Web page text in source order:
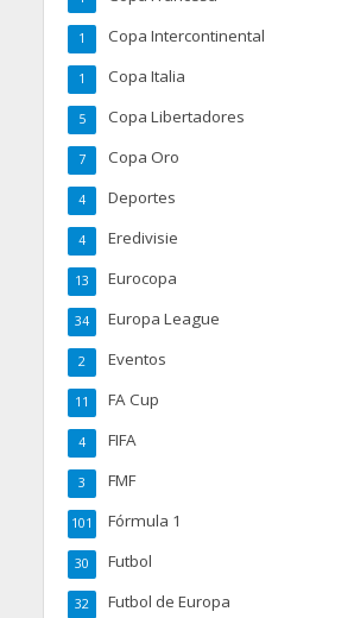
Copa Intercontinental
1
Copa Italia
1
Copa Libertadores
5
Copa Oro
7
Deportes
4
Eredivisie
4
Eurocopa
13
Europa League
34
Eventos
2
FA Cup
11
FIFA
4
FMF
3
Fórmula 1
101
Futbol
30
Futbol de Europa
32